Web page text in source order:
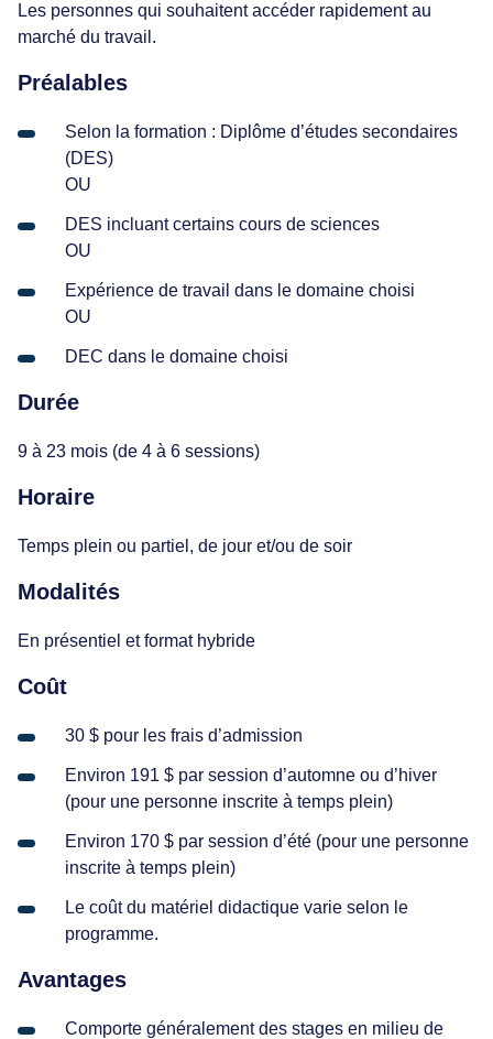
Les personnes qui souhaitent accéder rapidement au
marché du travail.
Préalables
Selon la formation : Diplôme d’études secondaires
(DES)
OU
DES incluant certains cours de sciences
OU
Expérience de travail dans le domaine choisi
OU
DEC dans le domaine choisi
Durée
9 à 23 mois (de 4 à 6 sessions)
Horaire
Temps plein ou partiel, de jour et/ou de soir
Modalités
En présentiel et format hybride
Coût
30 $ pour les frais d’admission
Environ 191 $ par session d’automne ou d’hiver
(pour une personne inscrite à temps plein)
Environ 170 $ par session d’été (pour une personne
inscrite à temps plein)
Le coût du matériel didactique varie selon le
programme.
Avantages
Comporte généralement des stages en milieu de